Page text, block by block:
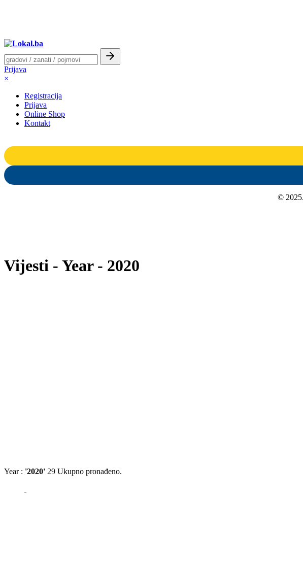
Prijava
×
Registracija
Prijava
Online Shop
Kontakt
©
Vijesti - Year - 2020
Year : '2020' 29 Ukupno pronađeno.